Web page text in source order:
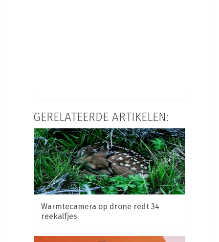
GERELATEERDE ARTIKELEN:
Warmtecamera op drone redt 34
reekalfjes